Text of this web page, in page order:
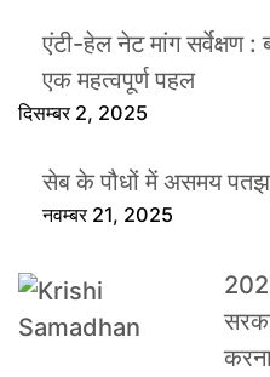
एंटी-हेल नेट मांग सर्वेक्षण :
एक महत्वपूर्ण पहल
दिसम्बर 2, 2025
सेब के पौधों में असमय
नवम्बर 21, 2025